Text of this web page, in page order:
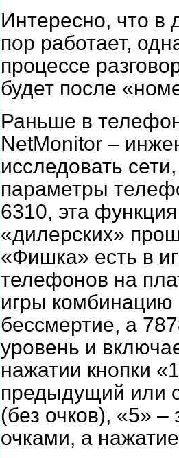
Интересно, что в
пор работает,
процессе
будет после
Раньше в
NetMonitor –
исследовать
параметры
6310, эта
«дилерских»
«Фишка» есть в
телефонов на
игры
бессмертие, а
уровень и
нажатии кнопки
предыдущий или
(без очков), «5» –
очками, а